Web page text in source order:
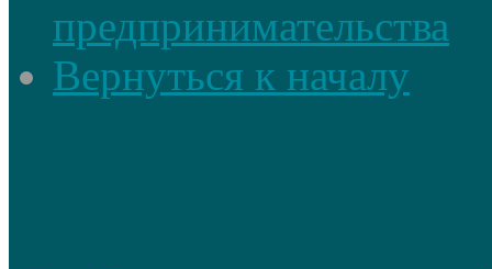
предпринимательства
Вернуться к началу